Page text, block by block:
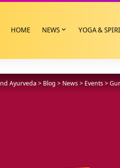
HOME NEWS YOGA &
Ayurveda > Blog > News> Events>